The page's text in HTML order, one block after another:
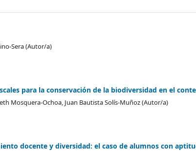
Sera (Autor/a)
para la conservación de la biodiversidad en el
Mosquera-Ochoa, Juan Bautista Solís-Muñoz (Autor/a)
docente y diversidad: el caso de alumnos con